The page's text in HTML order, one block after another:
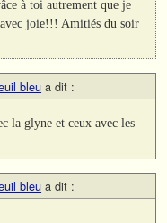
à toi autrement que je
joie!!! Amitiés du soir
bleu a dit :
la glyne et ceux avec les
bleu a dit :